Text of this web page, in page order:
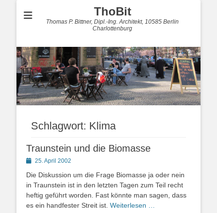
ThoBit
Thomas P. Bittner, Dipl.-Ing. Architekt, 10585 Berlin
Charlottenburg
Schlagwort: Klima
Traunstein und die Biomasse
Posted25. April 2002
Die Diskussion um die Frage Biomasse ja oder nein
in Traunstein ist in den letzten Tagen zum Teil recht
heftig geführt worden. Fast könnte man sagen, dass
es ein handfester Streit ist. Weiterlesen …